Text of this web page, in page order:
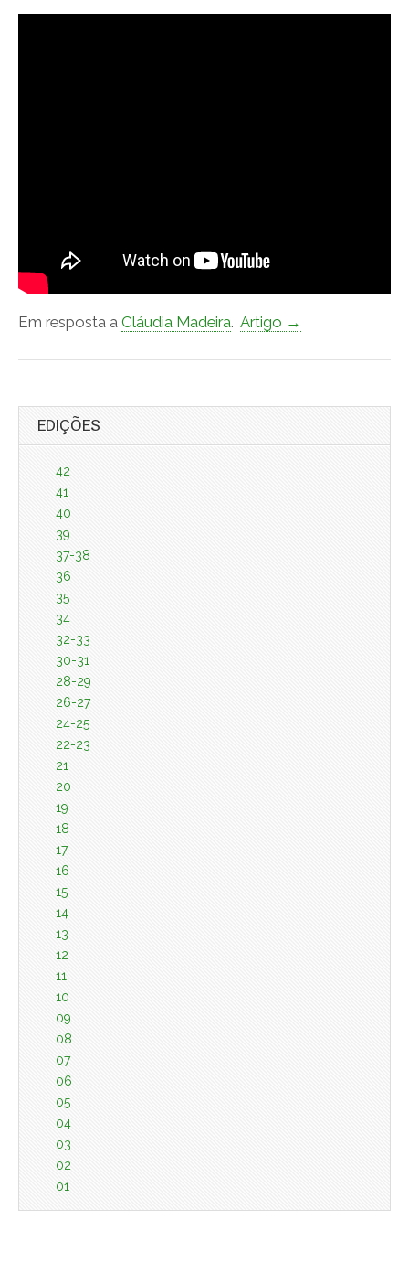
Em resposta a Cláudia Madeira. Artigo →
EDIÇÕES
42
41
40
39
37-38
36
35
34
32-33
30-31
28-29
26-27
24-25
22-23
21
20
19
18
17
16
15
14
13
12
11
10
09
08
07
06
05
04
03
02
01